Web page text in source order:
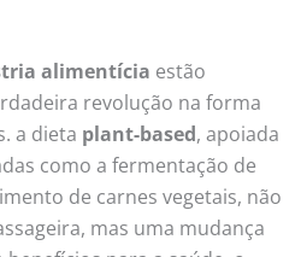
alimentícia estão
revolução na forma
a dieta plant-based, apoiada
como a fermentação de
de carnes vegetais, não
mas uma mudança